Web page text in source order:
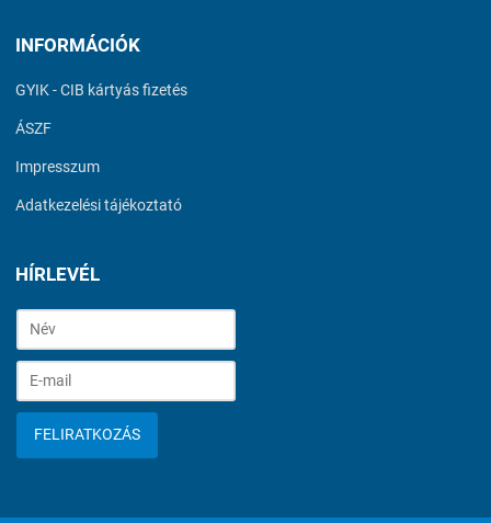
INFORMÁCIÓK
GYIK - CIB kártyás fizetés
ÁSZF
Impresszum
Adatkezelési tájékoztató
HÍRLEVÉL
FELIRATKOZÁS